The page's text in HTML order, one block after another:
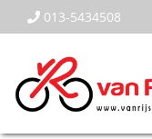
013-5434508